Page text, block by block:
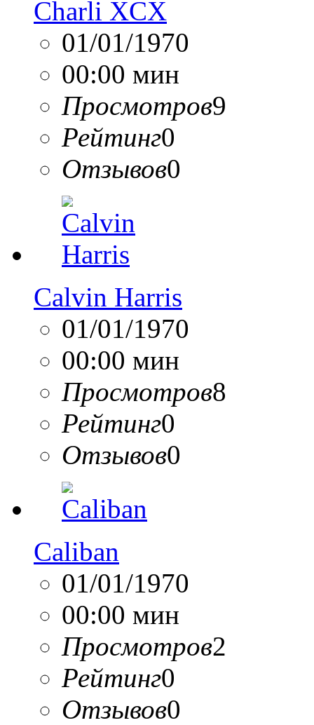
Charli XCX
01/01/1970
00:00 мин
Просмотров9
Рейтинг0
Отзывов0
Calvin Harris
01/01/1970
00:00 мин
Просмотров8
Рейтинг0
Отзывов0
Caliban
01/01/1970
00:00 мин
Просмотров2
Рейтинг0
Отзывов0